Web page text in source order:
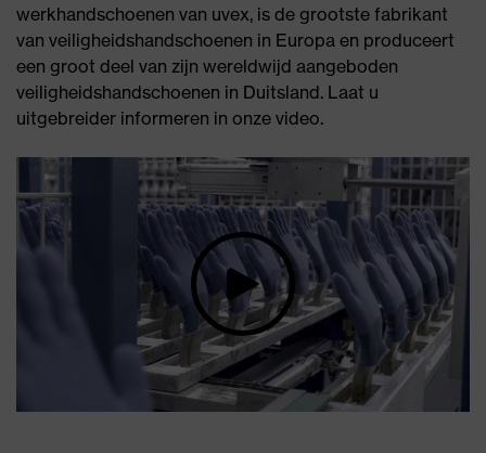
werkhandschoenen van uvex, is de grootste fabrikant
van veiligheidshandschoenen in Europa en produceert
een groot deel van zijn wereldwijd aangeboden
veiligheidshandschoenen in Duitsland. Laat u
uitgebreider informeren in onze video.